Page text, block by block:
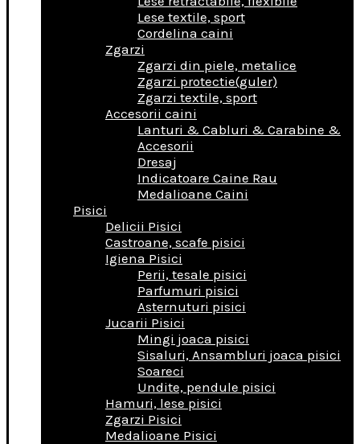
Lese textile, sport
Cordelina caini
Zgarzi
Zgarzi din piele, metalice
Zgarzi protectie(guler)
Zgarzi textile, sport
Accesorii caini
Lanturi & Cabluri & Carabine &
Accesorii
Dresaj
Indicatoare Caine Rau
Medalioane Caini
Pisici
Delicii Pisici
Castroane, scafe pisici
Igiena Pisici
Perii, tesale pisici
Parfumuri pisici
Asternuturi pisici
Jucarii Pisici
Mingi joaca pisici
Sisaluri, Ansambluri joaca pisici
Soareci
Undite, pendule pisici
Hamuri, lese pisici
Zgarzi Pisici
Medalioane Pisici